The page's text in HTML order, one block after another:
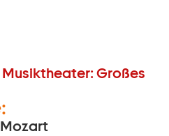
Musiktheater: Großes